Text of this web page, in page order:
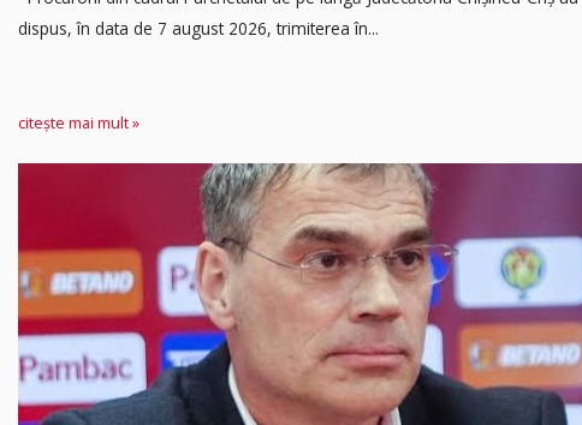
dispus, în data de 7 august 2026, trimiterea în...
citește mai mult »